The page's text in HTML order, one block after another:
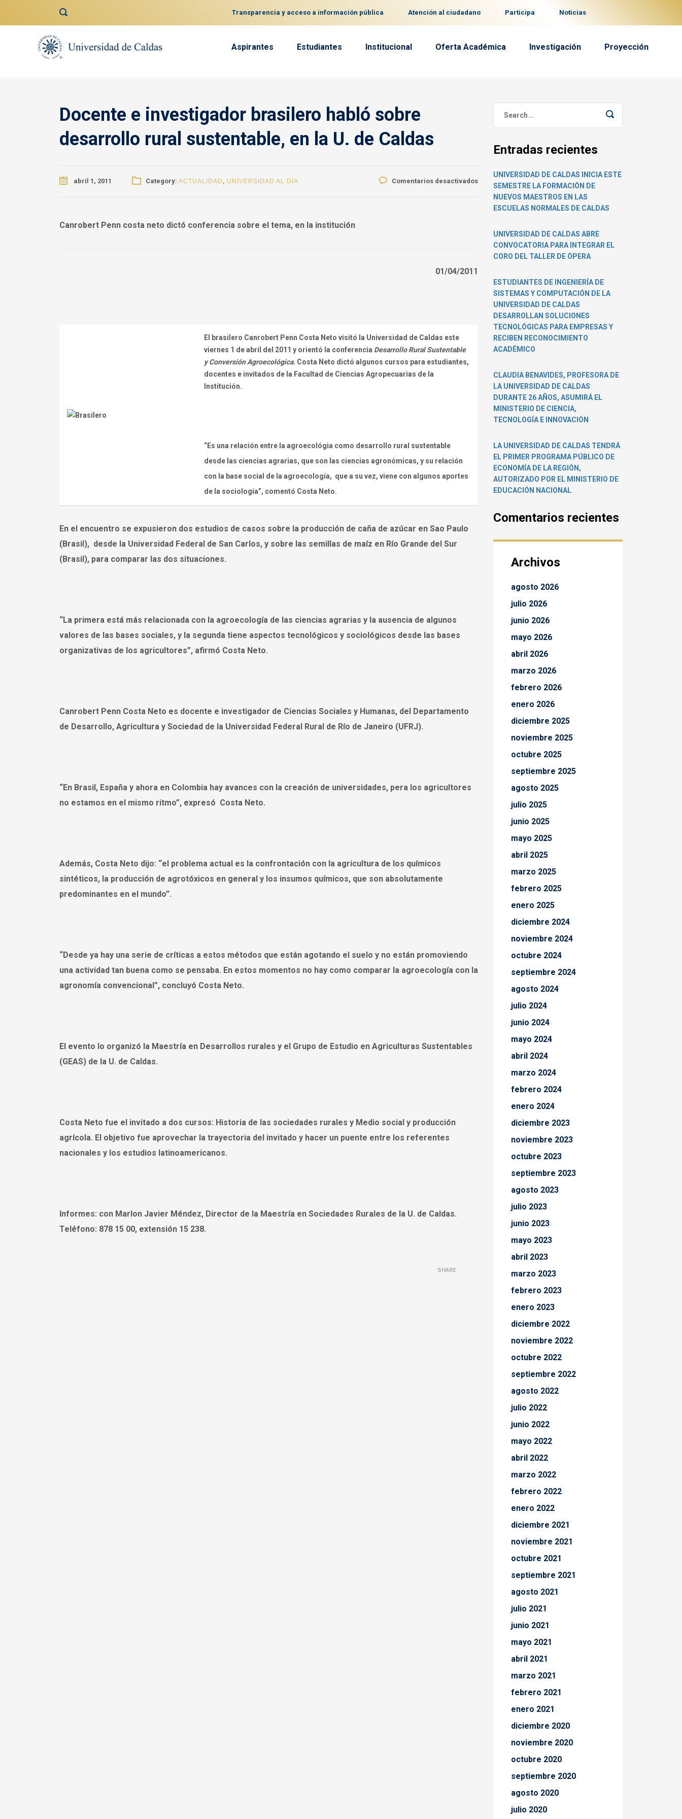
Transparencia y acceso a información pública Atención al ciudadano Participa Noticias
Aspirantes Estudiantes Institucional Oferta Académica Investigación Proyección
Docente e investigador brasilero habló sobre
desarrollo rural sustentable, en la U. de Caldas
abril 1, 2011 Category: ACTUALIDAD , UNIVERSIDAD AL DÍA Comentarios desactivadosen
investigador
habló
sobre
desarrollo
Caldas
Canrobert Penn costa neto dictó conferencia sobre el tema, en la institución
01/04/2011
El brasilero Canrobert Penn Costa Neto visitó la Universidad de Caldas este
viernes 1 deabril del 2011 y orientó la conferencia Desarrollo Rural Sustentable
y Conversión Agroecológica. Costa Neto dictó algunos cursos para estudiantes,
docentes e invitados de la Facultad de Ciencias Agropecuarias de la
Institución.
“Es una relación entre la agroecológia como desarrollo rural sustentable
desde las ciencias agrarias, que son las ciencias agronómicas, y su relación
con la base social de la agroecología, que a su vez, viene con algunos aportes
de la sociología”, comentó Costa Neto.
En el encuentro se expusieron dos estudios de casos sobre la producción de caña de azúcar en Sao Paulo
(Brasil), desde la Universidad Federal de San Carlos, y sobre las semillas de maíz en Río Grande del Sur
(Brasil), para comparar las dos situaciones.
“La primera está más relacionada con la agroecología de las ciencias agrarias y la ausencia de algunos
valores de las bases sociales, y la segunda tiene aspectos tecnológicos y sociológicos desde las bases
organizativas de los agricultores”, afirmó Costa Neto.
Canrobert Penn Costa Neto es docente e investigador de Ciencias Sociales y Humanas, del Departamento
de Desarrollo, Agricultura y Sociedad de la Universidad Federal Rural de Río de Janeiro (UFRJ).
“En Brasil, España y ahora en Colombia hay avances con la creación de universidades, pera los agricultores
no estamos en el mismo ritmo”, expresó Costa Neto.
Además, Costa Neto dijo: “el problema actual es la confrontación con la agricultura de los químicos
sintéticos, la producción de agrotóxicos en general y los insumos químicos, que son absolutamente
predominantes en el mundo”.
“Desde ya hay una serie de críticas a estos métodos que están agotando el suelo y no están promoviendo
una actividad tan buena como se pensaba. En estos momentos no hay como comparar la agroecología con la
agronomía convencional”, concluyó Costa Neto.
El evento lo organizó la Maestría en Desarrollos rurales y el Grupo de Estudio en Agriculturas Sustentables
(GEAS) de la U. de Caldas.
Costa Neto fue el invitado a dos cursos: Historia de las sociedades rurales y Medio social y producción
agrícola. El objetivo fue aprovechar la trayectoria del invitado y hacer un puente entre los referentes
nacionales y los estudios latinoamericanos.
Informes: con Marlon Javier Méndez, Director de la Maestría en Sociedades Rurales de la U. de Caldas.
Teléfono: 878 15 00, extensión 15 238.
SHARE
Entradas recientes
UNIVERSIDAD DE CALDAS INICIA ESTE
SEMESTRE LA FORMACIÓN DE
NUEVOS MAESTROS EN LAS
ESCUELAS NORMALES DE CALDAS
UNIVERSIDAD DE CALDAS ABRE
CONVOCATORIA PARA INTEGRAR EL
CORO DEL TALLER DE ÓPERA
ESTUDIANTES DE INGENIERÍA DE
SISTEMAS Y COMPUTACIÓN DE LA
UNIVERSIDAD DE CALDAS
DESARROLLAN SOLUCIONES
TECNOLÓGICAS PARA EMPRESAS Y
RECIBEN RECONOCIMIENTO
ACADÉMICO
CLAUDIA BENAVIDES, PROFESORA DE
LA UNIVERSIDAD DE CALDAS
DURANTE 26 AÑOS, ASUMIRÁ EL
MINISTERIO DE CIENCIA,
TECNOLOGÍA E INNOVACIÓN
LA UNIVERSIDAD DE CALDAS TENDRÁ
EL PRIMER PROGRAMA PÚBLICO DE
ECONOMÍA DE LA REGIÓN,
AUTORIZADO POR EL MINISTERIO DE
EDUCACIÓN NACIONAL
Comentarios recientes
Archivos
agosto 2026
julio 2026
junio 2026
mayo 2026
abril 2026
marzo 2026
febrero 2026
enero 2026
diciembre 2025
noviembre 2025
octubre 2025
septiembre 2025
agosto 2025
julio 2025
junio 2025
mayo 2025
abril 2025
marzo 2025
febrero 2025
enero 2025
diciembre 2024
noviembre 2024
octubre 2024
septiembre 2024
agosto 2024
julio 2024
junio 2024
mayo 2024
abril 2024
marzo 2024
febrero 2024
enero 2024
diciembre 2023
noviembre 2023
octubre 2023
septiembre 2023
agosto 2023
julio 2023
junio 2023
mayo 2023
abril 2023
marzo 2023
febrero 2023
enero 2023
diciembre 2022
noviembre 2022
octubre 2022
septiembre 2022
agosto 2022
julio 2022
junio 2022
mayo 2022
abril 2022
marzo 2022
febrero 2022
enero 2022
diciembre 2021
noviembre 2021
octubre 2021
septiembre 2021
agosto 2021
julio 2021
junio 2021
mayo 2021
abril 2021
marzo 2021
febrero 2021
enero 2021
diciembre 2020
noviembre 2020
octubre 2020
septiembre 2020
agosto 2020
julio 2020